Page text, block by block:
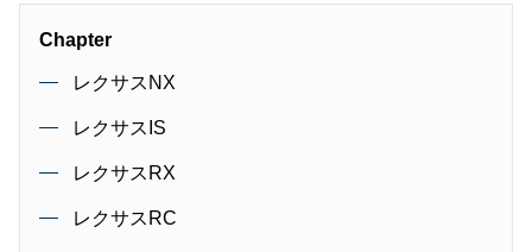
Chapter
レクサスNX
レクサスIS
レクサスRX
レクサスRC